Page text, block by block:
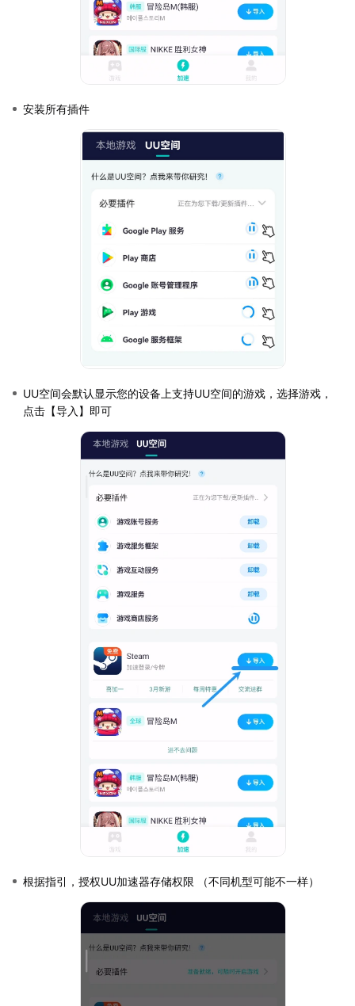
安装所有插件
UU空间会默认显示您的设备上支持UU空间的游戏，选择游戏，
点击【导入】即可
根据指引，授权UU加速器存储权限 （不同机型可能不一样）